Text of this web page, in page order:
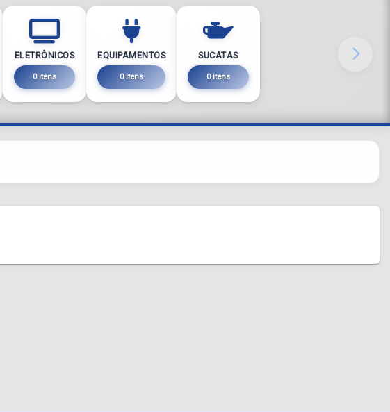
ELETRÔNICOS
0 itens
EQUIPAMENTOS
0 itens
SUCATAS
0 itens